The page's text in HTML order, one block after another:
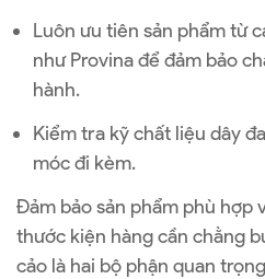
Luôn ưu tiên sản phẩm từ
như Provina để đảm bảo
hành.
Kiểm tra kỹ chất liệu dây
móc đi kèm.
Đảm bảo sản phẩm phù hợp
thước kiện hàng cần chằng
cảo là hai bộ phận quan